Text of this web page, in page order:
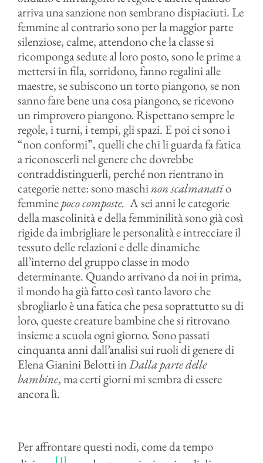
arriva una sanzione non sembrano dispiaciuti. Le
femmine al contrario sono per la maggior parte
silenziose, calme, attendono che la classe si
ricomponga sedute al loro posto, sono le prime a
mettersi in fila, sorridono, fanno regalini alle
maestre, se subiscono un torto piangono, se non
sanno fare bene una cosa piangono, se ricevono
un rimprovero piangono. Rispettano sempre le
regole, i turni, i tempi, gli spazi. E poi ci sono i
“non conformi”, quelli che chi li guarda fa fatica
a riconoscerli nel genere che dovrebbe
contraddistinguerli, perché non rientrano in
categorie nette: sono maschinon scalmanatio
femminepoco composte. A sei anni le categorie
della mascolinità e della femminilità sono già così
rigide da imbrigliare le personalità e intrecciare il
tessuto delle relazioni e delle dinamiche
all’interno del gruppo classe in modo
determinante. Quando arrivano da noi in prima,
il mondo ha già fatto così tanto lavoro che
sbrogliarlo è una fatica che pesa soprattutto su di
loro, queste creature bambine che si ritrovano
insieme a scuola ogni giorno. Sono passati
cinquanta anni dall’analisi sui ruoli di genere di
Elena Gianini Belotti inDalla parte delle
bambine, ma certi giorni mi sembra di essere
ancora lì.
Per affrontare questi nodi, come da tempo
[1]